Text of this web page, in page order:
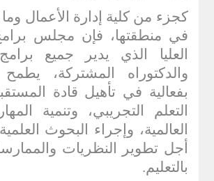
كجزء من كلية إدارة الأعمال وما
في منطقتها، فإن مجلس
العليا الذي يدير جميع
والدكتوراه المشتركة،
بفعالية في تأهيل قادة
التعلم التجريبي، وتنمية
العالمية، وإجراء البحوث
أجل تطوير النظريات
بالتعليم.